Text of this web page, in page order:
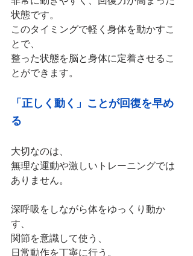
状態です。
このタイミングで軽く身体を動かすこ
とで、
整った状態を脳と身体に定着させるこ
とができます。
「正しく動く」ことが回復を早め
る
大切なのは、
無理な運動や激しいトレーニングでは
ありません。
深呼吸をしながら体をゆっくり動か
す、
関節を意識して使う、
日常動作を丁寧に行う。